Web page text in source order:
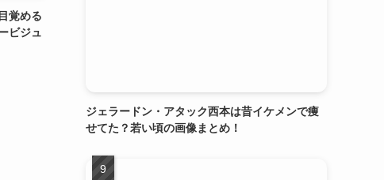
覚める
ビジュ
ジェラードン・アタック西本は昔イケメンで痩
せてた？若い頃の画像まとめ！